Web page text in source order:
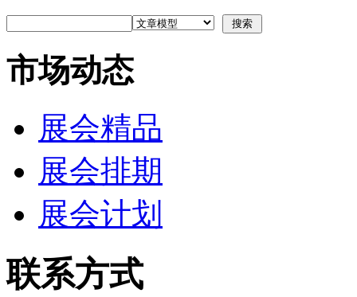
市场动态
展会精品
展会排期
展会计划
联系方式